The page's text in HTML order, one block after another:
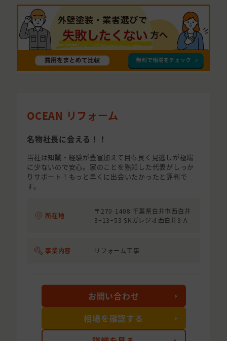
OCEAN リフォーム
名物社長に会える！！
当社は知識・経験が豊富加えて目も良く見逃しが極端
に少ないので安心。家のことを熟知した代表がしっか
りサポート！もっと早くに出会いたかったと評判で
す。
所在地
〒270-1408 千葉県白井市西白井
3−13−53 SKガレジオ西白井3-A
事業内容 リフォーム工事
お問い合わせ
相場を確認する